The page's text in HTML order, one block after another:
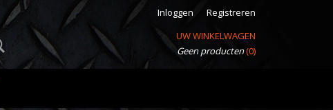
Inloggen
Registreren
UW WINKELWAGEN
Geen producten(0)